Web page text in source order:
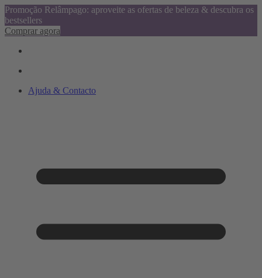
Promoção Relâmpago: aproveite as ofertas de beleza & descubra os
bestsellers
Comprar agora
Ajuda & Contacto